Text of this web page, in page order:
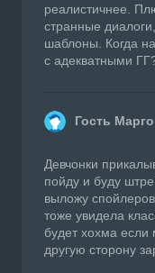
реалистичнее.
странные
шаблоны. Когда
с адекватными
Гость Марго
Девчонки
пойду и буду
выложу
тоже увидела
будет хохма
другую сторону